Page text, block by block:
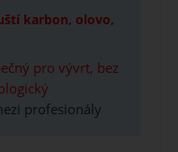
karbon, olovo,
pro vývrt, bez
profesionály